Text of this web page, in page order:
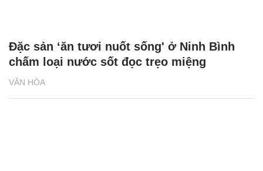
VĂN HÓA
Đặc sản ‘ăn tươi nuốt sống' ở Ninh Bình
chấm loại nước sốt đọc trẹo miệng